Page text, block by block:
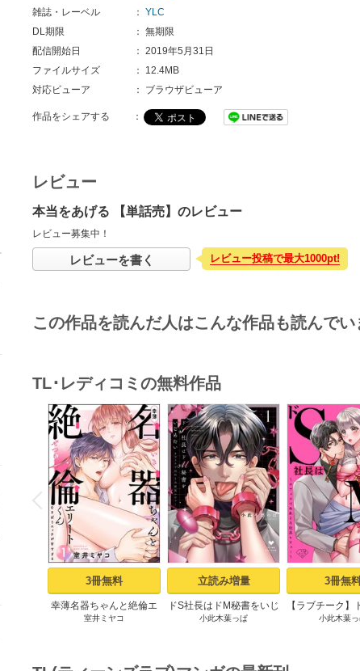
雑誌・レーベル
： YLC
DL期限
： 無期限
配信開始日
： 2019年5月31日
ファイルサイズ
：
12.4MB
対応ビューア
： ブラウザビューア
作品をシェアする ：
レビュー
本当をあげる 【単話売】のレビュー
レビュー募集中！
レビューを書く レビュー投稿で最大1000pt!
この作品を読んだ人はこんな作品も読んでい
TL･レディコミの無料作品
P
r
e
v
i
o
u
s
3冊無料
幸薄名器ちゃんと絶倫エ
リートくん むさぼりエッ
室井ミヤコ
立読み増量
ドS社長はドM秘書をいじ
めたい～オフィスでぬれ
小此木葉っぱ
3冊無
【ラブチーク】
ドM秘書をいじ
小此木葉